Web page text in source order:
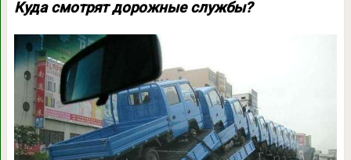
Куда смотрят дорожные службы?